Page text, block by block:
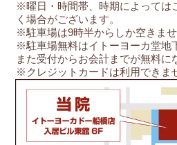
※曜日・時間帯、時期によっては
く場合がございます。
※駐車場は9時半からしか空きませ
※駐車場無料はイトーヨーカ堂地
また受付からお会計までが無料に
※クレジットカードは利用できま